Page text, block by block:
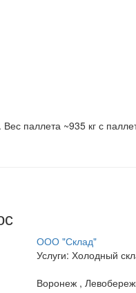
паллета ~935 кг с
ООО "Склад"
Услуги: Холодный
Воронеж ,